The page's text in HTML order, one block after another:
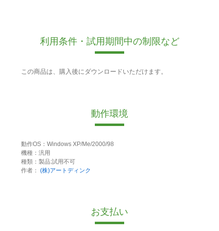
利用条件・試用期間中の制限など
この商品は、購入後にダウンロードいただけます。
動作環境
動作OS：Windows XP/Me/2000/98
機種：汎用
種類：製品:試用不可
作者： (株)アートディンク
お支払い